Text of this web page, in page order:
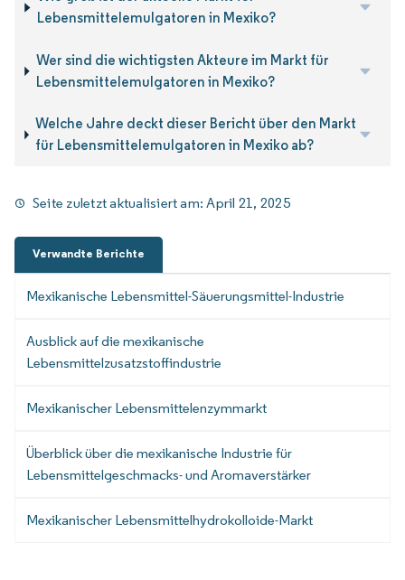
Lebensmittelemulgatoren in Mexiko?
Wer sind die wichtigsten Akteure im Markt für
Lebensmittelemulgatoren in Mexiko?
Welche Jahre deckt dieser Bericht über den Markt
für Lebensmittelemulgatoren in Mexiko ab?
Seite zuletzt aktualisiert am:April 21, 2025
Verwandte Berichte
Mexikanische Lebensmittel-Säuerungsmittel-Industrie
Ausblick auf die mexikanische
Lebensmittelzusatzstoffindustrie
Mexikanischer Lebensmittelenzymmarkt
Überblick über die mexikanische Industrie für
Lebensmittelgeschmacks- und Aromaverstärker
Mexikanischer Lebensmittelhydrokolloide-Markt